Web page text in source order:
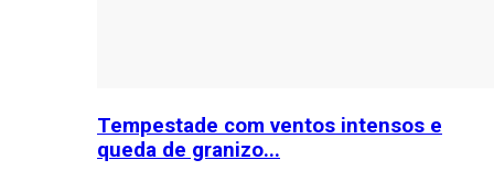
Tempestade com ventos intensos e
queda de granizo...